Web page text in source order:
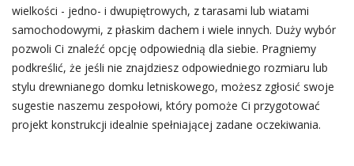
wielkości - jedno- i dwupiętrowych, z tarasami lub wiatami
samochodowymi, z płaskim dachem i wiele innych. Duży wybór
pozwoli Ci znaleźć opcję odpowiednią dla siebie. Pragniemy
podkreślić, że jeśli nie znajdziesz odpowiedniego rozmiaru lub
stylu drewnianego domku letniskowego, możesz zgłosić swoje
sugestie naszemu zespołowi, który pomoże Ci przygotować
projekt konstrukcji idealnie spełniającej zadane oczekiwania.